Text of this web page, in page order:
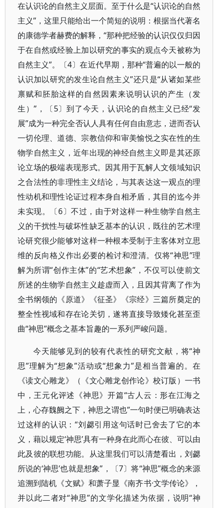
在认识论的自然主义层面。至于什么是“认识论的自然
主义”，这里只能给出一个简短的说明：根据当代著名
的康德学者赫费的解释，“那种把经验的认识仅仅归因
于在自然或经验上加以研究的事实的观点今天被称为
自然主义”。〔4〕在近代早期，那种“普遍的以一般的
认识加以研究的发生论自然主义”还只是“从诸如某些
禀赋和胚胎这样的自然因素来说明认识的产生（发
生）”，〔5〕到了今天，认识论的自然主义已经“发
展”成为一种完全否认人具有任何自由意志，进而否认
一切伦理、道德、宗教信仰和审美愉悦之实在性的生
物学自然主义，近年出现的神经自然主义即是其还原
论立场的极端表现形式。因其用于瓦解人文领域知识
之合法性的非理性主义结论，与其表达这一观点的理
性动机和理性论证过程本身自相矛盾，其目的迄今并
未实现。〔6〕不过，由于对这样一种生物学自然主
义的干扰性与破坏性缺乏基本的认识，既往的艺术理
论研究很少能够对这样一种根本受制于主客体对立思
维的反向格义作出必要的检讨和澄清。仅将“神思”理
解为所谓“创作主体”的“艺术想象”，不仅可以使前文
所述的生物学自然主义趁虚而入，且因其背离了作为
全书纲领的《原道》《征圣》《宗经》三篇所奠定的
整全性视域和存在论关切，遂将直接导致矮化甚至歪
曲“神思”概念之基本旨趣的一系列严峻问题。
今天能够见到的较有代表性的研究文献，将“神
思”理解为“想象”活动或“想象力”是相当普遍的。在
《读文心雕龙》（《文心雕龙创作论》校订版）一书
中，王元化评述《神思》开篇“古人云：形在江海之
上，心存魏阙之下，神思之谓也”一句时便已明确表达
过这样的认识：“刘勰引用这句话时已舍去了它的本
义，藉以规定‘神思’具有一种身在此而心在彼、可以由
此及彼的联想功能。从这里我们可以清楚看出，刘勰
所说的‘神思’也就是想象”，〔7〕将“神思”概念的来源
追溯到陆机《文赋》和萧子显《南齐书·文学传论》，
并以此二者对“神思”的文学化描述为依据，说明“神